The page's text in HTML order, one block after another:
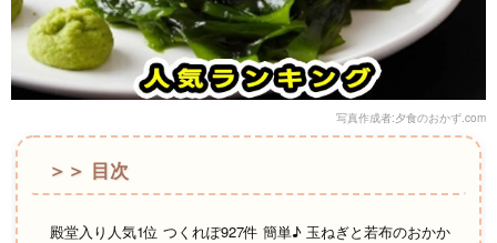
写真作成者:夕食のおかず.com
＞＞ 目次
殿堂入り人気1位 つくれぽ927件 簡単♪ 玉ねぎと若布のおかか